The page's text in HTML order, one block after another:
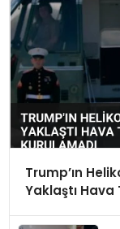
Trump’ın
Yaklaştı